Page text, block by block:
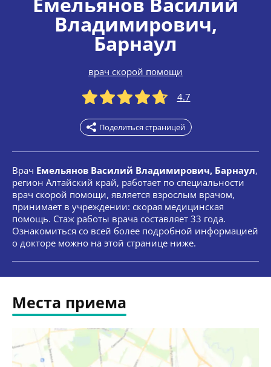
Владимирович,
Барнаул
врач скорой помощи
4.7
Поделиться страницей
Врач Емельянов Василий Владимирович, Барнаул,
регион Алтайский край, работает по специальности
врач скорой помощи, является взрослым врачом,
принимает в учреждении: скорая медицинская
помощь. Стаж работы врача составляет 33 года.
Ознакомиться со всей более подробной информацией
о докторе можно на этой странице ниже.
Места приема